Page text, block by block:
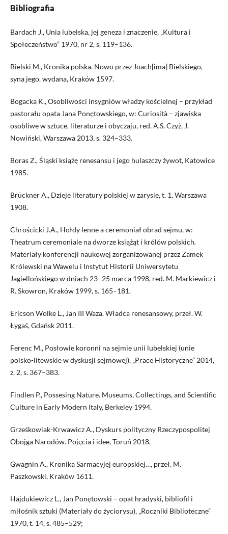
Bibliografia
Bardach J., Unia lubelska, jej geneza i znaczenie, „Kultura i
Społeczeństwo” 1970, nr 2, s. 119–136.
Bielski M., Kronika polska. Nowo przez Joach[ima] Bielskiego,
syna jego, wydana, Kraków 1597.
Bogacka K., Osobliwości insygniów władzy kościelnej – przykład
pastorału opata Jana Ponętowskiego, w: Curiosità – zjawiska
osobliwe w sztuce, literaturze i obyczaju, red. A.S. Czyż, J.
Nowiński, Warszawa 2013, s. 324–333.
Boras Z., Śląski książę renesansu i jego hulaszczy żywot, Katowice
1985.
Brückner A., Dzieje literatury polskiej w zarysie, t. 1, Warszawa
1908.
Chrościcki J.A., Hołdy lenne a ceremoniał obrad sejmu, w:
Theatrum ceremoniale na dworze książąt i królów polskich.
Materiały konferencji naukowej zorganizowanej przez Zamek
Królewski na Wawelu i Instytut Historii Uniwersytetu
Jagiellońskiego w dniach 23–25 marca 1998, red. M. Markiewicz i
R. Skowron, Kraków 1999, s. 165–181.
Ericson Wolke L., Jan III Waza. Władca renesansowy, przeł. W.
Łygaś, Gdańsk 2011.
Ferenc M., Posłowie koronni na sejmie unii lubelskiej (unie
polsko-litewskie w dyskusji sejmowej), „Prace Historyczne” 2014,
z. 2, s. 367–383.
Findlen P., Possesing Nature. Museums, Collectings, and Scientific
Culture in Early Modern Italy, Berkeley 1994.
Grześkowiak-Krwawicz A., Dyskurs polityczny Rzeczypospolitej
Obojga Narodów. Pojęcia i idee, Toruń 2018.
Gwagnin A., Kronika Sarmacyjej europskiej…, przeł. M.
Paszkowski, Kraków 1611.
Hajdukiewicz L., Jan Ponętowski – opat hradyski, bibliofil i
miłośnik sztuki (Materiały do życiorysu), „Roczniki Biblioteczne”
1970, t. 14, s. 485–529;